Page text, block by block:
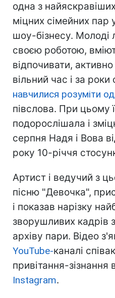
одна з
міцних сімейних пар
шоу-бізнесу. Молоді
своєю роботою,
відпочивати,
вільний час і за роки
навчилися розуміти
півслова. При цьому
подорослішала і
серпня Надя і Вова
року 10-річчя
Артист і ведучий з
пісню "Девочка",
і показав нарізку
зворушливих кадрів
архіву пари. Відео
YouTube-каналі
привітання-зізнання
Instagram.